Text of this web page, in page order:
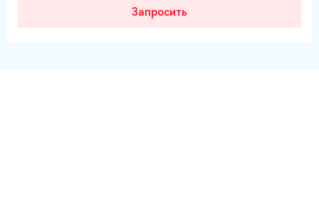
Запросить